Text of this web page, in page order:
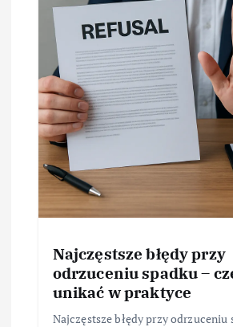
Najczęstsze błędy przy
odrzuceniu spadku –
unikać w praktyce
Najczęstsze błędy przy odrzuceniu